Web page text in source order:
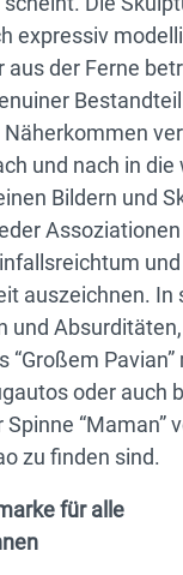
expressiv
aus der Ferne
und nach in die
Bildern und
auszeichnen. In
und
“Großem
oder auch
“Maman”
zu finden sind.
für alle